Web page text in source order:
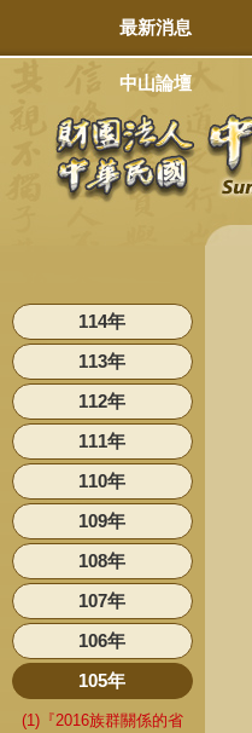
最新消息
中山論壇
114年
113年
112年
111年
110年
109年
108年
107年
106年
105年
(1)『2016族群關係的省